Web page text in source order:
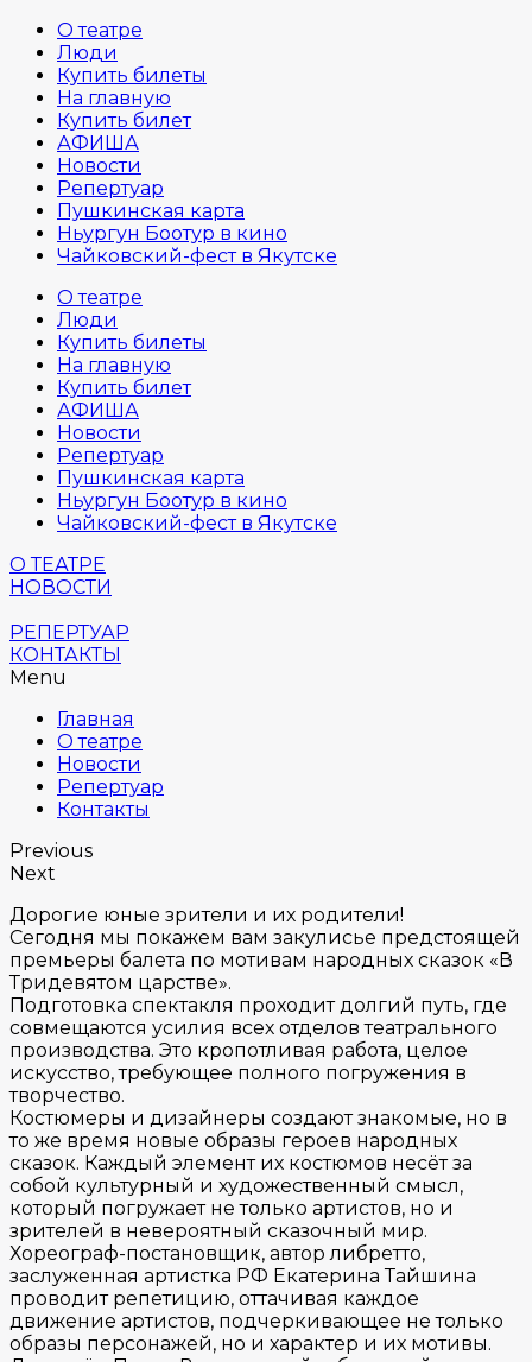
О театре
Люди
Купить билеты
На главную
Купить билет
АФИША
Новости
Репертуар
Пушкинская карта
Ньургун Боотур в кино
Чайковский-фест в Якутске
О театре
Люди
Купить билеты
На главную
Купить билет
АФИША
Новости
Репертуар
Пушкинская карта
Ньургун Боотур в кино
Чайковский-фест в Якутске
О ТЕАТРЕ
НОВОСТИ
РЕПЕРТУАР
КОНТАКТЫ
Menu
Главная
О театре
Новости
Репертуар
Контакты
Previous
Next
Дорогие юные зрители и их родители!
Сегодня мы покажем вам закулисье предстоящей
премьеры балета по мотивам народных сказок «В
Тридевятом царстве».
Подготовка спектакля проходит долгий путь, где
совмещаются усилия всех отделов театрального
производства. Это кропотливая работа, целое
искусство, требующее полного погружения в
творчество.
Костюмеры и дизайнеры создают знакомые, но в
то же время новые образы героев народных
сказок. Каждый элемент их костюмов несёт за
собой культурный и художественный смысл,
который погружает не только артистов, но и
зрителей в невероятный сказочный мир.
Хореограф-постановщик, автор либретто,
заслуженная артистка РФ Екатерина Тайшина
проводит репетицию, оттачивая каждое
движение артистов, подчеркивающее не только
образы персонажей, но и характер и их мотивы.